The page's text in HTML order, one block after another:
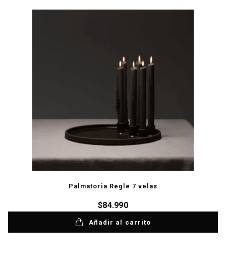
Palmatoria Regle 7 velas
$84.990
Añadir al carrito